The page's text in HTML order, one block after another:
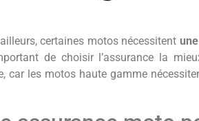
certaines motos nécessitent
de choisir l’assurance la
car les motos haute gamme